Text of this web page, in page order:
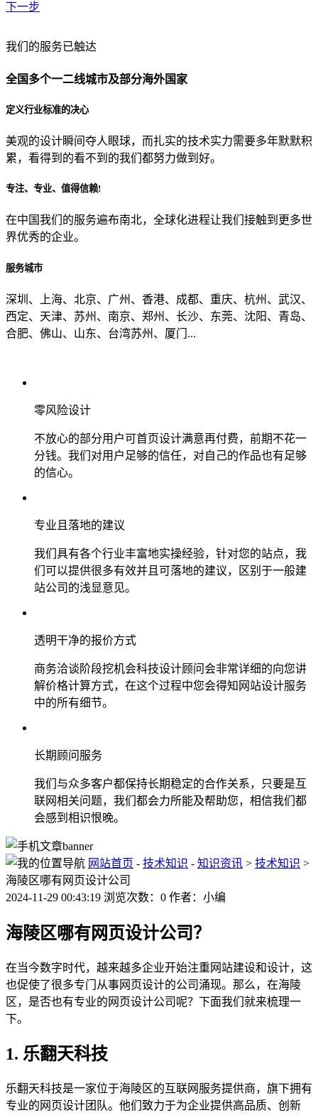
下一步
贵公司预算范围是？
贵公司的团队规模是？
目前主要的营销渠道是？
我们的服务已触达
全国多个一二线城市及部分海外国家
定义行业标准的决心
美观的设计瞬间夺人眼球，而扎实的技术实力需要多年默默积
累，看得到的看不到的我们都努力做到好。
专注、专业、值得信赖!
在中国我们的服务遍布南北，全球化进程让我们接触到更多世
界优秀的企业。
服务城市
深圳、上海、北京、广州、香港、成都、重庆、杭州、武汉、
西定、天津、苏州、南京、郑州、长沙、东莞、沈阳、青岛、
合肥、佛山、山东、台湾苏州、厦门...
零风险设计
不放心的部分用户可首页设计满意再付费，前期不花一
分钱。我们对用户足够的信任，对自己的作品也有足够
的信心。
专业且落地的建议
我们具有各个行业丰富地实操经验，针对您的站点，我
们可以提供很多有效并且可落地的建议，区别于一般建
站公司的浅显意见。
透明干净的报价方式
商务洽谈阶段挖机会科技设计顾问会非常详细的向您讲
解价格计算方式，在这个过程中您会得知网站设计服务
中的所有细节。
长期顾问服务
我们与众多客户都保持长期稳定的合作关系，只要是互
联网相关问题，我们都会力所能及帮助您，相信我们都
会感到相识恨晚。
网站首页 - 技术知识 - 知识资讯 > 技术知识 >
海陵区哪有网页设计公司
2024-11-29 00:43:19 浏览次数：0 作者：小编
海陵区哪有网页设计公司？
在当今数字时代，越来越多企业开始注重网站建设和设计，这
也促使了很多专门从事网页设计的公司涌现。那么，在海陵
区，是否也有专业的网页设计公司呢？下面我们就来梳理一
下。
1. 乐翻天科技
乐翻天科技是一家位于海陵区的互联网服务提供商，旗下拥有
专业的网页设计团队。他们致力于为企业提供高品质、创新